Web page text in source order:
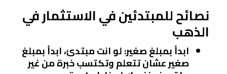
نصائح للمبتدئين في الاستثمار في
الذهب
ابدأ بمبلغ صغير:لو انت مبتدئ، ابدأ بمبلغ
صغير عشان تتعلم وتكتسب خبرة من غير